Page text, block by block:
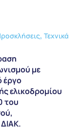
,Τεχνικά
με
έργο
ελικοδρομίου
του